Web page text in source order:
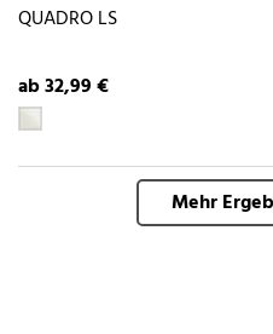
QUADRO LS
ab 32,99 €
Mehr